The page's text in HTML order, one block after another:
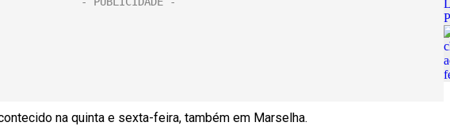
na quinta e sexta-feira, também em Marselha.